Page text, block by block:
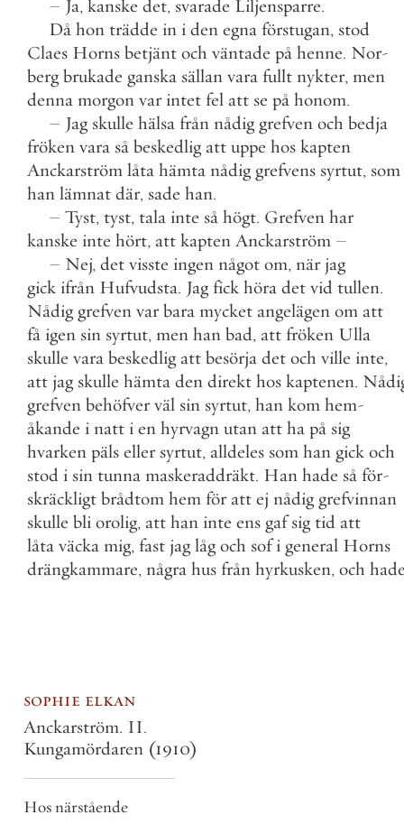
– Ja, kanske det, svarade Liljensparre.
Då hon trädde in i den egna förstugan, stod
Claes Horns betjänt och väntade på henne. Nor-
berg brukade ganska sällan vara fullt nykter, men
denna morgon var intet fel att se på honom.
– Jag skulle hälsa från nådig grefven och bedja
fröken vara så beskedlig att uppe hos kapten
Anckarström låta hämta nådig grefvens syrtut, som
han lämnat där, sade han.
– Tyst, tyst, tala inte så högt. Grefven har
kanske inte hört, att kapten Anckarström –
– Nej, det visste ingen något om, när jag
gick ifrån Hufvudsta. Jag fick höra det vid tullen.
Nådig grefven var bara mycket angelägen om att
få igen sin syrtut, men han bad, att fröken Ulla
skulle vara beskedlig att besörja det och ville inte,
att jag skulle hämta den direkt hos kaptenen.
grefven behöfver väl sin syrtut, han kom hem-
åkande i natt i en hyrvagn utan att ha på sig
hvarken päls eller syrtut, alldeles som han gick och
stod i sin tunna maskeraddräkt. Han hade så för-
skräckligt brådtom hem för att ej nådig grefvinnan
skulle bli orolig, att han inte ens gaf sig tid att
låta väcka mig, fast jag låg och sof i general Horns
drängkammare, några hus från hyrkusken, och
sophie elkan
Anckarström. II.
Kungamördaren (1910)
Hos närstående